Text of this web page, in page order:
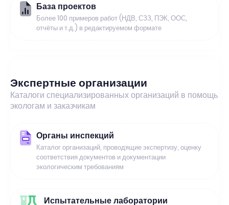
База проектов
Более 100 примеров работ (НДВ, СЗЗ, ПЭК, ООС,
отчёты и т.д.) в редактируемом формате
Экспертные организации
Каталоги специализированных организаций в помощь
экологам и заказчикам
Органы инспекций
Каталог организаций, проводящие экспертизу, оценку
соответствия документов и документации
экологическим требованиям
Испытательные лаборатории